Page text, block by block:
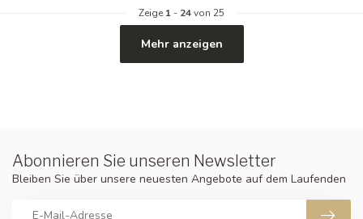
Zeige 1 - 24von 25
Mehr anzeigen
Abonnieren Sie unseren Newsletter
Bleiben Sie über unsere neuesten Angebote auf dem Laufenden